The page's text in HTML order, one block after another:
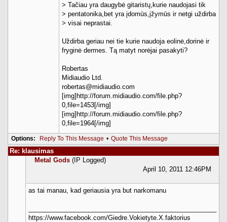
> Tačiau yra daugybė gitaristų,kurie naudojasi tik
> pentatonika,bet yra įdomūs,įžymūs ir netgi uždirba
> visai neprastai.
Uždirba geriau nei tie kurie naudoja eolinė,dorinė ir
fryginė dermes. Tą matyt norėjai pasakyti?
Robertas
Midiaudio Ltd.
robertas@midiaudio.com
[img]http://forum.midiaudio.com/file.php?
0,file=1453[/img]
[img]http://forum.midiaudio.com/file.php?
0,file=1964[/img]
Options: Reply To This Message • Quote This Message
Re: klausimas
Metal Gods (IP Logged)
April 10, 2011 12:46PM
as tai manau, kad geriausia yra but narkomanu
https://www.facebook.com/Giedre.Vokietyte.X.faktorius